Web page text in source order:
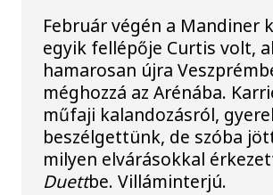
Február végén a Mandiner
egyik fellépője Curtis volt,
hamarosan újra
méghozzá az Arénába.
műfaji kalandozásról,
beszélgettünk, de szóba
milyen elvárásokkal
Duettbe. Villáminterjú.